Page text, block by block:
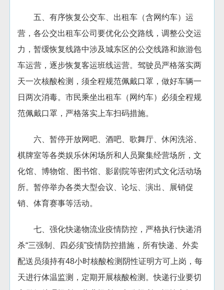
五、有序恢复公交车、出租车（含网约车）运
营，各公交出租车公司要优化公交路线，调整公交运
力，暂缓恢复线路中涉及城东区的公交线路和旅游包
车运营，逐步恢复客运班线运营。驾驶员严格落实两
天一次核酸检测，须全程规范佩戴口罩，做好车辆一
日两次消毒。市民乘坐出租车（网约车）必须全程规
范佩戴口罩，严格落实上车扫码措施。
六、暂停开放网吧、酒吧、歌舞厅、休闲洗浴、
棋牌室等各类娱乐休闲场所和人员聚集经营场所，文
化馆、博物馆、图书馆、影剧院等密闭式文化活动场
所。暂停举办各类大型会议、论坛、演出、展销促
销、体育赛事等活动。
七、强化快递物流业疫情防控，严格执行快递消
杀“三强制、四必须”疫情防控措施，所有快递、外卖
配送员须持有48小时核酸检测阴性证明方可上岗，每
天进行体温监测，定期开展核酸检测。快递行业要切